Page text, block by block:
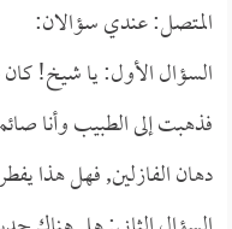
المتصل: عندي سؤالان:
السؤال الأول: يا شيخ! كان
فذهبت إلى الطبيب وأنا
دهان الفازلين, فهل هذا